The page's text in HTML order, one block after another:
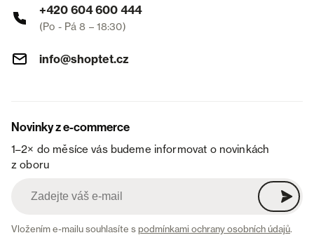
+420 604 600 444
(Po - Pá 8 – 18:30)
info@shoptet.cz
Novinky z e-commerce
1–2× do měsíce vás budeme informovat o novinkách
z oboru
Vložením e-mailu souhlasíte spodmínkami ochrany osobních údajů.